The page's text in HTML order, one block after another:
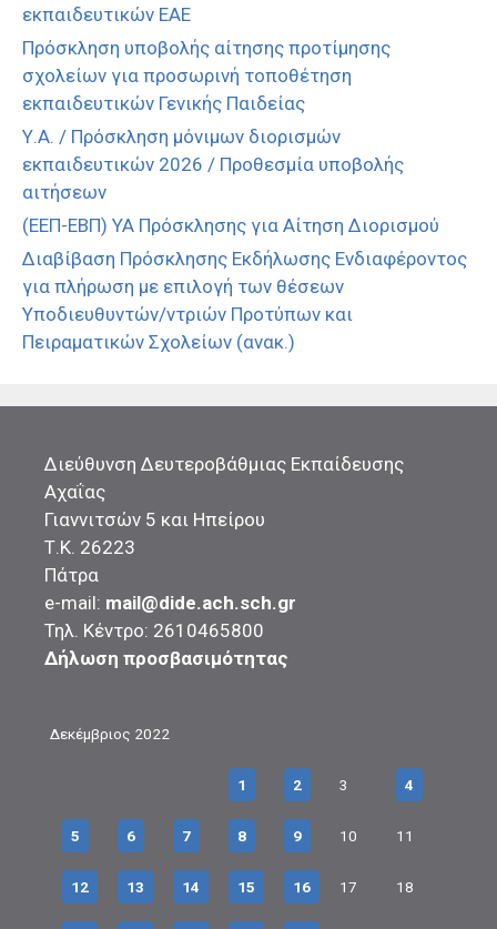
εκπαιδευτικών ΕΑΕ
Πρόσκληση υποβολής αίτησης προτίμησης
σχολείων για προσωρινή τοποθέτηση
εκπαιδευτικών Γενικής Παιδείας
Υ.Α. / Πρόσκληση μόνιμων διορισμών
εκπαιδευτικών 2026 / Προθεσμία υποβολής
αιτήσεων
(ΕΕΠ-ΕΒΠ) ΥΑ Πρόσκλησης για Αίτηση Διορισμού
Διαβίβαση Πρόσκλησης Εκδήλωσης Ενδιαφέροντος
για πλήρωση με επιλογή των θέσεων
Υποδιευθυντών/ντριών Προτύπων και
Πειραματικών Σχολείων (ανακ.)
Διεύθυνση Δευτεροβάθμιας Εκπαίδευσης
Αχαΐας
Γιαννιτσών 5 και Ηπείρου
Τ.Κ. 26223
Πάτρα
e-mail: mail@dide.ach.sch.gr
Τηλ. Κέντρο: 2610465800
Δήλωση προσβασιμότητας
Δεκέμβριος 2022
1 2 3 4
5 6 7 8 9 10 11
12 13 14 15 16 17 18